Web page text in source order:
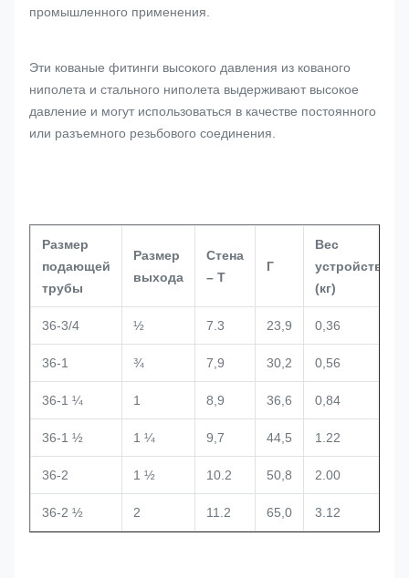
промышленного применения.
Эти кованые фитинги высокого давления из кованого
ниполета и стального ниполета выдерживают высокое
давление и могут использоваться в качестве постоянного
или разъемного резьбового соединения.
Размер
подающей
трубы
Размер
выхода
Стена
– Т
Г
Вес
устройства
(кг)
36-3/4 ½ 7.3 23,9 0,36
36-1 ¾ 7,9 30,2 0,56
36-1 ¼ 1 8,9 36,6 0,84
36-1 ½ 1 ¼ 9,7 44,5 1.22
36-2 1 ½ 10.2 50,8 2.00
36-2 ½ 2 11.2 65,0 3.12